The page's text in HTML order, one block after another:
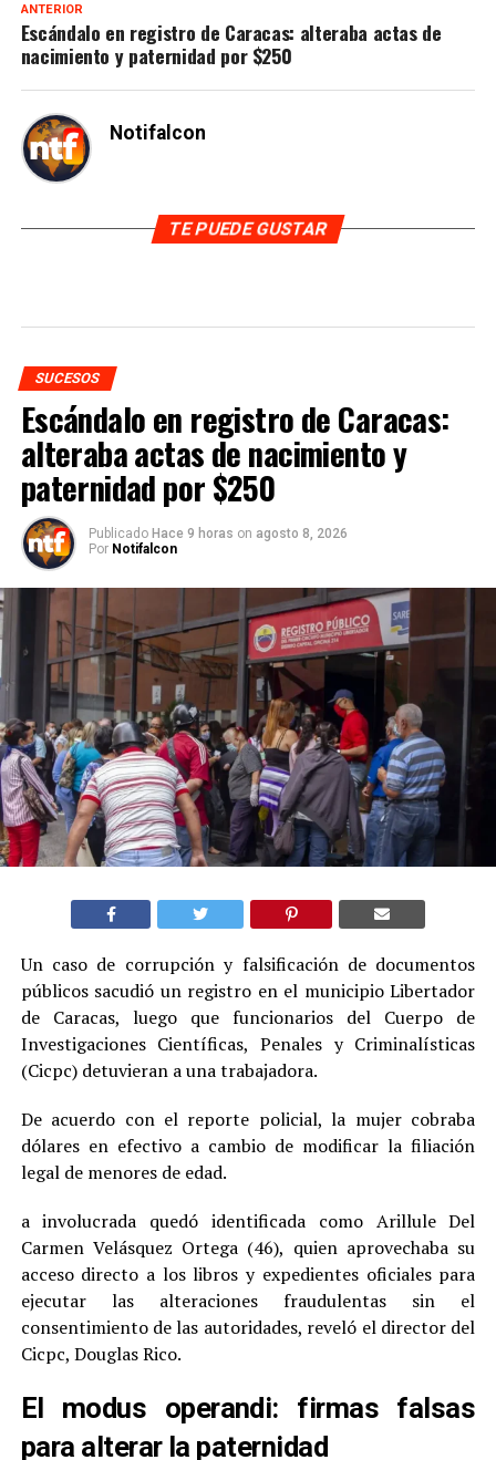
ANTERIOR
Escándalo en registro de Caracas: alteraba actas de
nacimiento y paternidad por $250
Notifalcon
TE PUEDE GUSTAR
SUCESOS
Escándalo en registro de Caracas:
alteraba actas de nacimiento y
paternidad por $250
Publicado Hace 9 horas on agosto 8, 2026
Por Notifalcon
Un caso de corrupción y falsificación de documentos
públicos sacudió un registro en el municipio Libertador
de Caracas, luego que funcionarios del Cuerpo de
Investigaciones Científicas, Penales y Criminalísticas
(Cicpc) detuvieran a una trabajadora.
De acuerdo con el reporte policial, la mujer cobraba
dólares en efectivo a cambio de modificar la filiación
legal de menores de edad.
a involucrada quedó identificada como Arillule Del
Carmen Velásquez Ortega (46), quien aprovechaba su
acceso directo a los libros y expedientes oficiales para
ejecutar las alteraciones fraudulentas sin el
consentimiento de las autoridades, reveló el director del
Cicpc, Douglas Rico.
El modus operandi: firmas falsas
para alterar la paternidad